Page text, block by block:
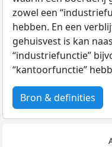
zowel een
hebben. En een
gehuisvest is kan
“industriefunctie”
“kantoorfunctie”
Bron & definities